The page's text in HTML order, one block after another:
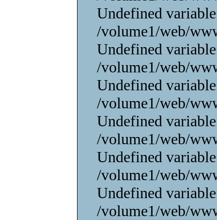
Undefined
/volume1/web/
Undefined
/volume1/web/
Undefined
/volume1/web/
Undefined
/volume1/web/
Undefined
/volume1/web/
Undefined
/volume1/web/